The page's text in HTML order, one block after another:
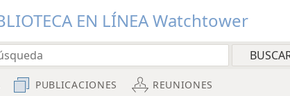
EN LÍNEA Watchtower
PUBLICACIONES REUNIONES